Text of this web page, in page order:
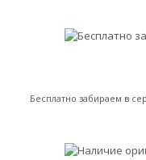
Бесплатно забираем в